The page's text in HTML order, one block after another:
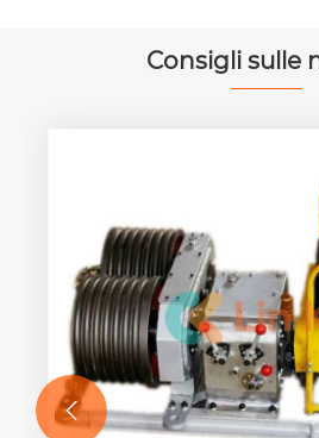
Consigli sulle
